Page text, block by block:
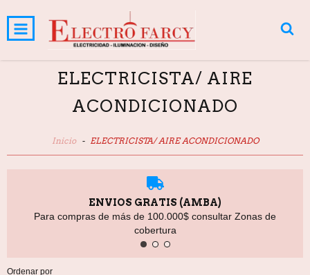
ELECTRICISTA/ AIRE
ACONDICIONADO
Inicio - ELECTRICISTA/ AIRE ACONDICIONADO
ENVIOS GRATIS (AMBA)
Para compras de más de 100.000$ consultar Zonas de
cobertura
Ordenar por